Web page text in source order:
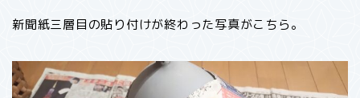
新聞紙三層目の貼り付けが終わった写真がこちら。